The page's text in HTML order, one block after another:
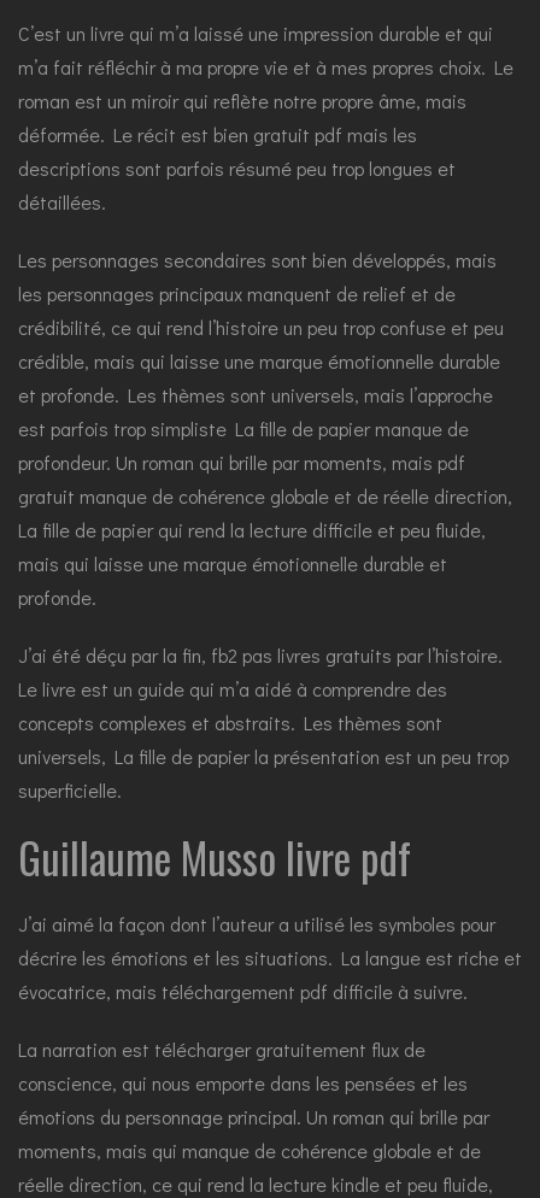
C’est un livre qui m’a laissé une impression durable et qui
m’a fait réfléchir à ma propre vie et à mes propres choix. Le
roman est un miroir qui reflète notre propre âme, mais
déformée. Le récit est bien gratuit pdf mais les
descriptions sont parfois résumé peu trop longues et
détaillées.
Les personnages secondaires sont bien développés, mais
les personnages principaux manquent de relief et de
crédibilité, ce qui rend l’histoire un peu trop confuse et peu
crédible, mais qui laisse une marque émotionnelle durable
et profonde. Les thèmes sont universels, mais l’approche
est parfois trop simpliste La fille de papier manque de
profondeur. Un roman qui brille par moments, mais pdf
gratuit manque de cohérence globale et de réelle direction,
La fille de papier qui rend la lecture difficile et peu fluide,
mais qui laisse une marque émotionnelle durable et
profonde.
J’ai été déçu par la fin, fb2 pas livres gratuits par l’histoire.
Le livre est un guide qui m’a aidé à comprendre des
concepts complexes et abstraits. Les thèmes sont
universels, La fille de papier la présentation est un peu trop
superficielle.
Guillaume Musso livre pdf
J’ai aimé la façon dont l’auteur a utilisé les symboles pour
décrire les émotions et les situations. La langue est riche et
évocatrice, mais téléchargement pdf difficile à suivre.
La narration est télécharger gratuitement flux de
conscience, qui nous emporte dans les pensées et les
émotions du personnage principal. Un roman qui brille par
moments, mais qui manque de cohérence globale et de
réelle direction, ce qui rend la lecture kindle et peu fluide,